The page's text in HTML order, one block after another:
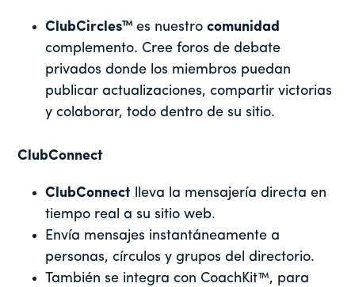
ClubCircles™es nuestrocomunidad
complemento. Cree foros de debate
privados donde los miembros puedan
publicar actualizaciones, compartir victorias
y colaborar, todo dentro de su sitio.
ClubConnect
ClubConnect lleva la mensajería directa en
tiempo real a su sitio web.
Envía mensajes instantáneamente a
personas, círculos y grupos del directorio.
También se integra con CoachKit™, para